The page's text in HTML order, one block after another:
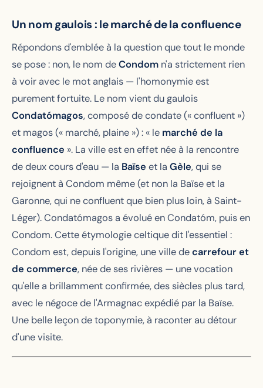
Un nom gaulois : le marché de la confluence
Répondons d'emblée à la question que tout le monde
se pose : non, le nom deCondom n'a strictement rien
à voir avec le mot anglais — l'homonymie est
purement fortuite. Le nom vient du gaulois
Condatómagos, composé decondate(« confluent »)
et magos(« marché, plaine ») : « le marché de la
confluence ». La ville est en effet née à la rencontre
de deux cours d'eau — la Baïse et la Gèle, qui se
rejoignent à Condom même (et non la Baïse et la
Garonne, qui ne confluent que bien plus loin, à Saint-
Léger).Condatómagos a évolué enCondatóm, puis en
Condom. Cette étymologie celtique dit l'essentiel :
Condom est, depuis l'origine, une ville decarrefour et
de commerce, née de ses rivières — une vocation
qu'elle a brillamment confirmée, des siècles plus tard,
avec le négoce de l'Armagnac expédié par la Baïse.
Une belle leçon de toponymie, à raconter au détour
d'une visite.